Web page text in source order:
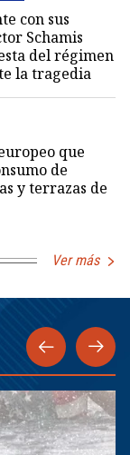
con sus
Schamis
del régimen
la tragedia
que
de
y terrazas de
Ver más